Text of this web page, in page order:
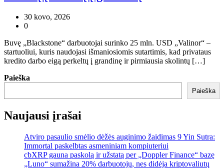
30 kovo, 2026
0
Buvę „Blackstone“ darbuotojai surinko 25 mln. USD „Valinor“ –
startuoliui, kuris naudojasi išmaniosiomis sutartimis, kad privataus
kredito darbo eigą perkeltų į grandinę ir pirmiausia skolintų […]
Paieška
Paieška
Naujausi įrašai
Atviro pasaulio smėlio dėžės auginimo žaidimas 9 Yin Sutra:
Immortal paskelbtas asmeniniam kompiuteriui
cbXRP gauna paskolą ir užstatą per „Doppler Finance“ bazę
„Luno“ sumažina 20% darbuotojų, nes didėja kriptovaliutų